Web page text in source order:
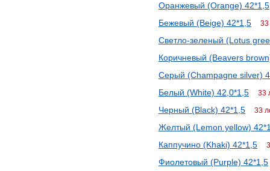
Оранжевый (Orange) 42*1,5
Бежевый (Beige) 42*1,5
33
Светло-зеленый (Lotus
Коричневый (Beavers
Серый (Champagne silver)
Белый (White) 42,0*1,5
33
Черный (Black) 42*1,5 33
Желтый (Lemon yellow)
Каппучино (Khaki) 42*1,5
Фиолетовый (Purple) 42*1,5